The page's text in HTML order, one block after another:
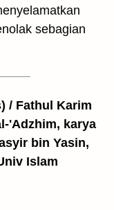
sebagian
/ Fathul Karim
'Adzhim, karya
bin Yasin,
Islam